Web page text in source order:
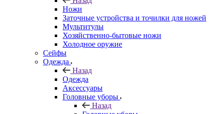
Ножи
Заточные устройства и точилки для ножей
Мультитулы
Хозяйственно-бытовые ножи
Холодное оружие
Сейфы
Одежда
Назад
Одежда
Аксессуары
Головные уборы
Назад